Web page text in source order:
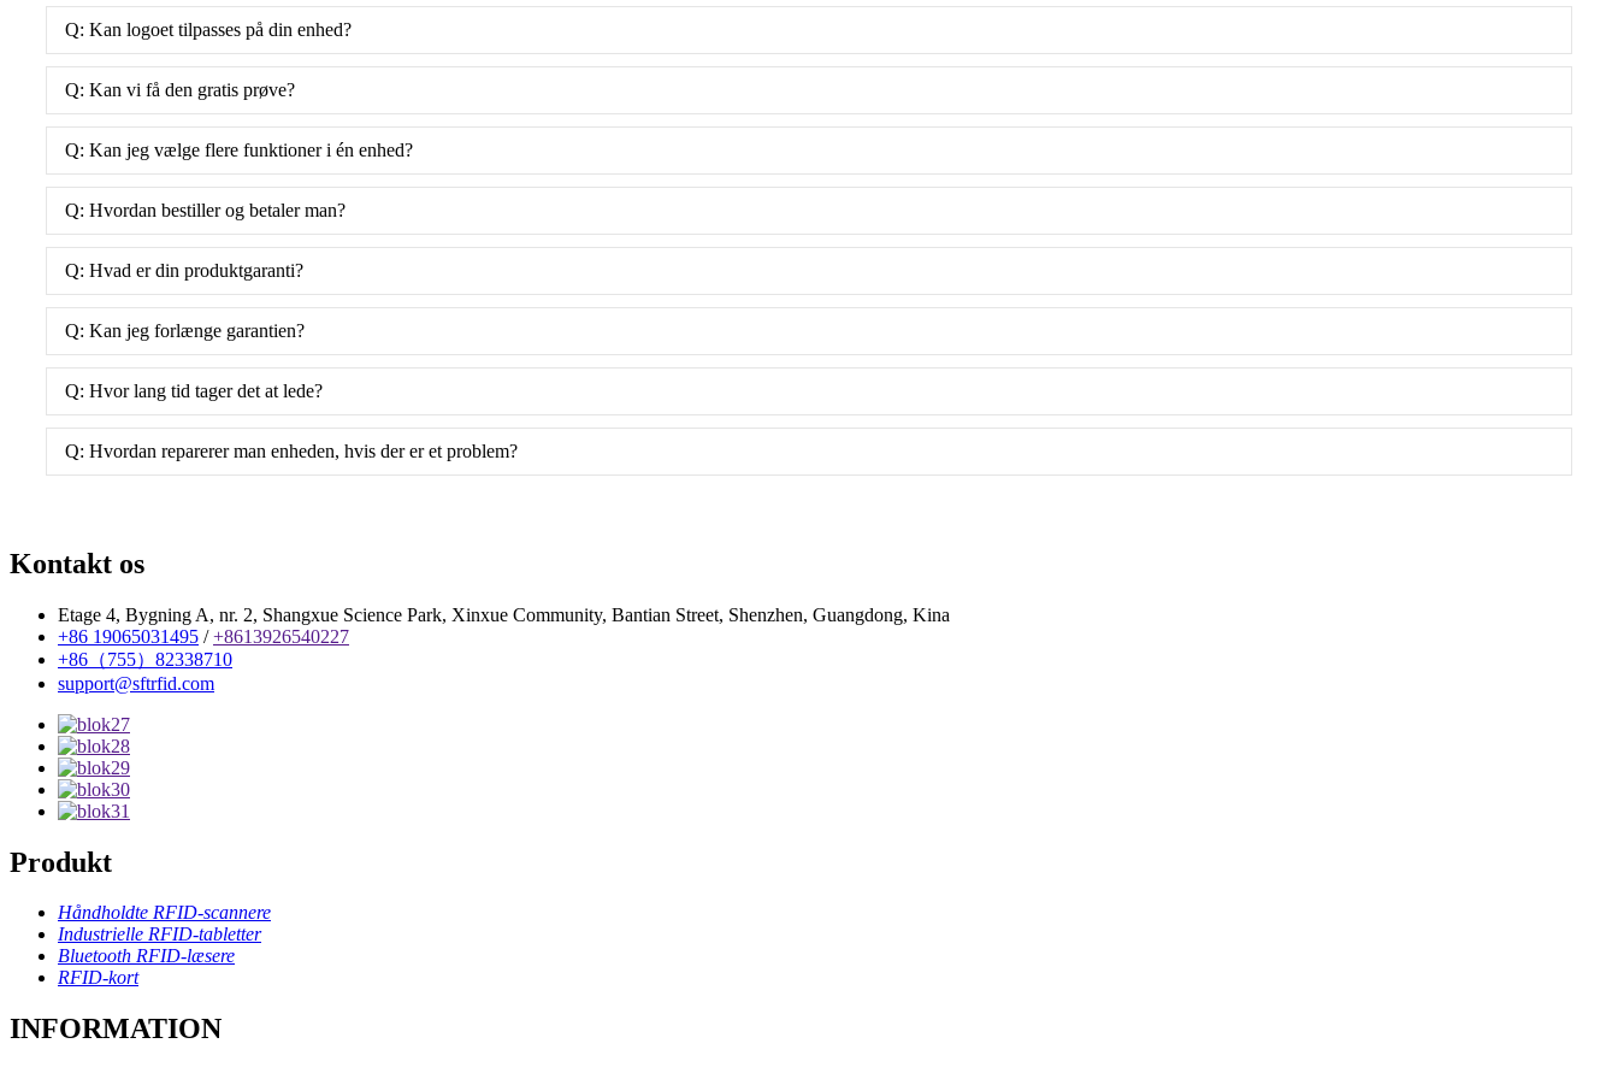
Q: Kan logoet tilpasses på din enhed?
Q: Kan vi få den gratis prøve?
Q: Kan jeg vælge flere funktioner i én enhed?
Q: Hvordan bestiller og betaler man?
Q: Hvad er din produktgaranti?
Q: Kan jeg forlænge garantien?
Q: Hvor lang tid tager det at lede?
Q: Hvordan reparerer man enheden, hvis der er et problem?
Kontakt os
Etage 4, Bygning A, nr. 2, Shangxue Science Park, Xinxue Community, Bantian Street, Shenzhen, Guangdong, Kina
+86 19065031495 /+8613926540227
+86（755）82338710
support@sftrfid.com
Produkt
Håndholdte RFID-scannere
Industrielle RFID-tabletter
Bluetooth RFID-læsere
RFID-kort
INFORMATION